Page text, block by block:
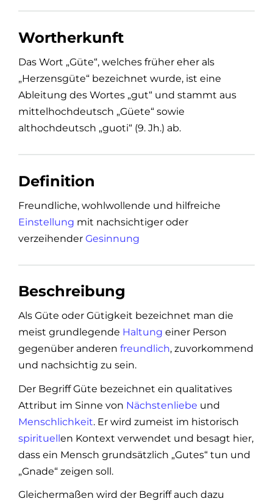
Wortherkunft
Das Wort „Güte“, welches früher eher als
„Herzensgüte“ bezeichnet wurde, ist eine
Ableitung des Wortes „gut“ und stammt aus
mittelhochdeutsch „Güete“ sowie
althochdeutsch „guoti“ (9. Jh.) ab.
Definition
Freundliche, wohlwollende und hilfreiche
Einstellung mit nachsichtiger oder
verzeihender Gesinnung
Beschreibung
Als Güte oder Gütigkeit bezeichnet man die
meist grundlegende Haltung einer Person
gegenüber anderen freundlich, zuvorkommend
und nachsichtig zu sein.
Der Begriff Güte bezeichnet ein qualitatives
Attribut im Sinne von Nächstenliebe und
Menschlichkeit. Er wird zumeist im historisch
spirituellen Kontext verwendet und besagt hier,
dass ein Mensch grundsätzlich „Gutes“ tun und
„Gnade“ zeigen soll.
Gleichermaßen wird der Begriff auch dazu